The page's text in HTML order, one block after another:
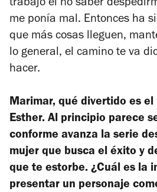
trabajo el no saber
me ponía mal. Entonces ha
que más cosas lleguen,
lo general, el camino te va
hacer.
Marimar, qué divertido es el
Esther. Al principio parece
conforme avanza la serie
mujer que busca el éxito y
que te estorbe. ¿Cuál es la
presentar un personaje